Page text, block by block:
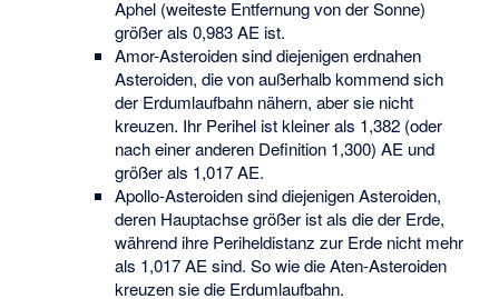
Aphel (weiteste Entfernung von der Sonne)
größer als 0,983 AE ist.
Amor-Asteroiden sind diejenigen erdnahen
Asteroiden, die von außerhalb kommend sich
der Erdumlaufbahn nähern, aber sie nicht
kreuzen. Ihr Perihel ist kleiner als 1,382 (oder
nach einer anderen Definition 1,300) AE und
größer als 1,017 AE.
Apollo-Asteroiden sind diejenigen Asteroiden,
deren Hauptachse größer ist als die der Erde,
während ihre Periheldistanz zur Erde nicht mehr
als 1,017 AE sind. So wie die Aten-Asteroiden
kreuzen sie die Erdumlaufbahn.